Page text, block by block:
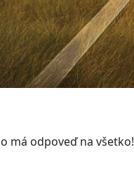
má odpoveď na všetko!